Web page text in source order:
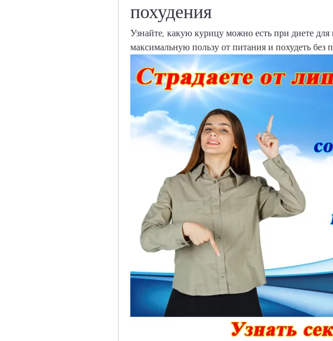
похудения
Узнайте, какую курицу можно есть при диете
максимальную пользу от питания и похудеть без